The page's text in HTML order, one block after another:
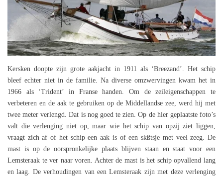
Kersken doopte zijn grote aakjacht in 1911 als ‘Breezand’. Het schip
bleef echter niet in de familie. Na diverse omzwervingen kwam het in
1966 als ‘Trident’ in Franse handen. Om de zeileigenschappen te
verbeteren en de aak te gebruiken op de Middellandse zee, werd hij met
twee meter verlengd. Dat is nog goed te zien. Op de hier geplaatste foto’s
valt die verlenging niet op, maar wie het schip van opzij ziet liggen,
vraagt zich af of het schip een aak is of een skßtsje met veel zeeg. De
mast is op de oorspronkelijke plaats blijven staan en staat voor een
Lemsteraak te ver naar voren. Achter de mast is het schip opvallend lang
en laag. De verhoudingen van een Lemsteraak zijn met deze verlenging